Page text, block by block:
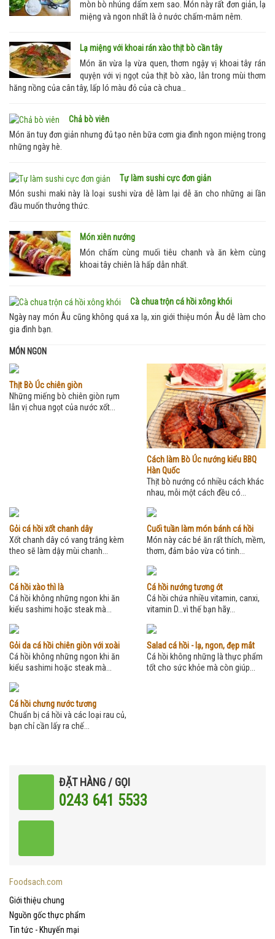
mòn bò nhúng dấm xem sao. Món này rất đơn giản, lạ
miệng và ngon nhất là ở nước chấm-mắm nêm.
Lạ miệng với khoai rán xào thịt bò cần tây
Món ăn vừa lạ vừa quen, thơm ngậy vị khoai tây rán
quyện với vị ngọt của thịt bò xào, lẫn trong mùi thơm
hăng nồng của cân tây, lấp ló màu đỏ của cà chua…
Chả bò viên
Món ăn tuy đơn giản nhưng đủ tạo nên bữa cơm gia đình ngon miệng trong
những ngày hè.
Tự làm sushi cực đơn giản
Món sushi maki này là loại sushi vừa dễ làm lại dễ ăn cho những ai lần
đầu muốn thưởng thức.
Món xiên nướng
Món chấm cùng muối tiêu chanh và ăn kèm cùng
khoai tây chiên là hấp dẫn nhất.
Cà chua trộn cá hồi xông khói
Ngày nay món Âu cũng không quá xa lạ, xin giới thiệu món Âu dễ làm cho
gia đình bạn.
MÓN NGON
Thịt Bò Úc chiên giòn
Những miếng bò chiên giòn rụm
lẫn vị chua ngọt của nước xốt...
Cách làm Bò Úc nướng kiểu BBQ
Hàn Quốc
Thịt bò nướng có nhiều cách khác
nhau, mỗi một cách đều có...
Gỏi cá hồi xốt chanh dây
Xốt chanh dây có vang trắng kèm
theo sẽ làm dậy mùi chanh...
Cuối tuần làm món bánh cá hồi
Món này các bé ăn rất thích, mềm,
thơm, đảm bảo vừa có tinh...
Cá hồi xào thì là
Cá hồi không những ngon khi ăn
kiểu sashimi hoặc steak mà...
Cá hồi nướng tương ớt
Cá hồi chứa nhiều vitamin, canxi,
vitamin D…vì thế bạn hãy...
Gỏi da cá hồi chiên giòn với xoài
Cá hồi không những ngon khi ăn
kiểu sashimi hoặc steak mà...
Salad cá hồi - lạ, ngon, đẹp mắt
Cá hồi không những là thực phẩm
tốt cho sức khỏe mà còn giúp...
Cá hồi chưng nước tương
Chuẩn bị cá hồi và các loại rau củ,
bạn chỉ cần lấy ra chế...
ĐẶT HÀNG / GỌI
0243 641 5533
Foodsach.com
Giới thiệu chung
Nguồn gốc thực phẩm
Tin tức - Khuyến mại